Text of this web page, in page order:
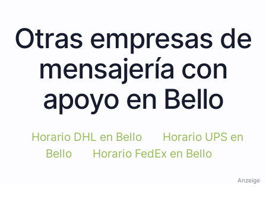
Otras empresas de
mensajería con
apoyo en Bello
Horario DHL en Bello
Horario UPS en
Bello
Horario FedEx en Bello
Anzeige